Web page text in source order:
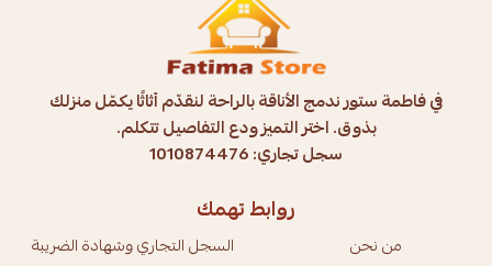
في فاطمة ستور ندمج الأناقة بالراحة لنقدّم أثاثًا يكمّل منزلك
بذوق. اختر التميز ودع التفاصيل تتكلم.
سجل تجاري: 1010874476
روابط تهمك
من نحن
السجل التجاري وشهادة الضريبة